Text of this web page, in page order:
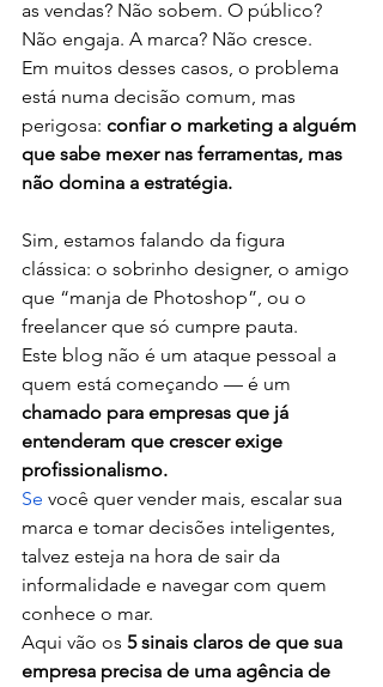
as vendas? Não sobem. O público?
Não engaja. A marca? Não cresce.
Em muitos desses casos, o problema
está numa decisão comum, mas
perigosa: confiar o marketing a alguém
que sabe mexer nas ferramentas, mas
não domina a estratégia.
Sim, estamos falando da figura
clássica: o sobrinho designer, o amigo
que “manja de Photoshop”, ou o
freelancer que só cumpre pauta.
Este blog não é um ataque pessoal a
quem está começando — é um
chamado para empresas que já
entenderam que crescer exige
profissionalismo.
Se você quer vender mais, escalar sua
marca e tomar decisões inteligentes,
talvez esteja na hora de sair da
informalidade e navegar com quem
conhece o mar.
Aqui vão os 5 sinais claros de que sua
empresa precisa de uma agência de